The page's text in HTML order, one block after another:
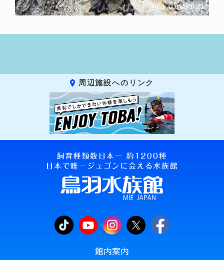
周辺施設へのリンク
館内案内